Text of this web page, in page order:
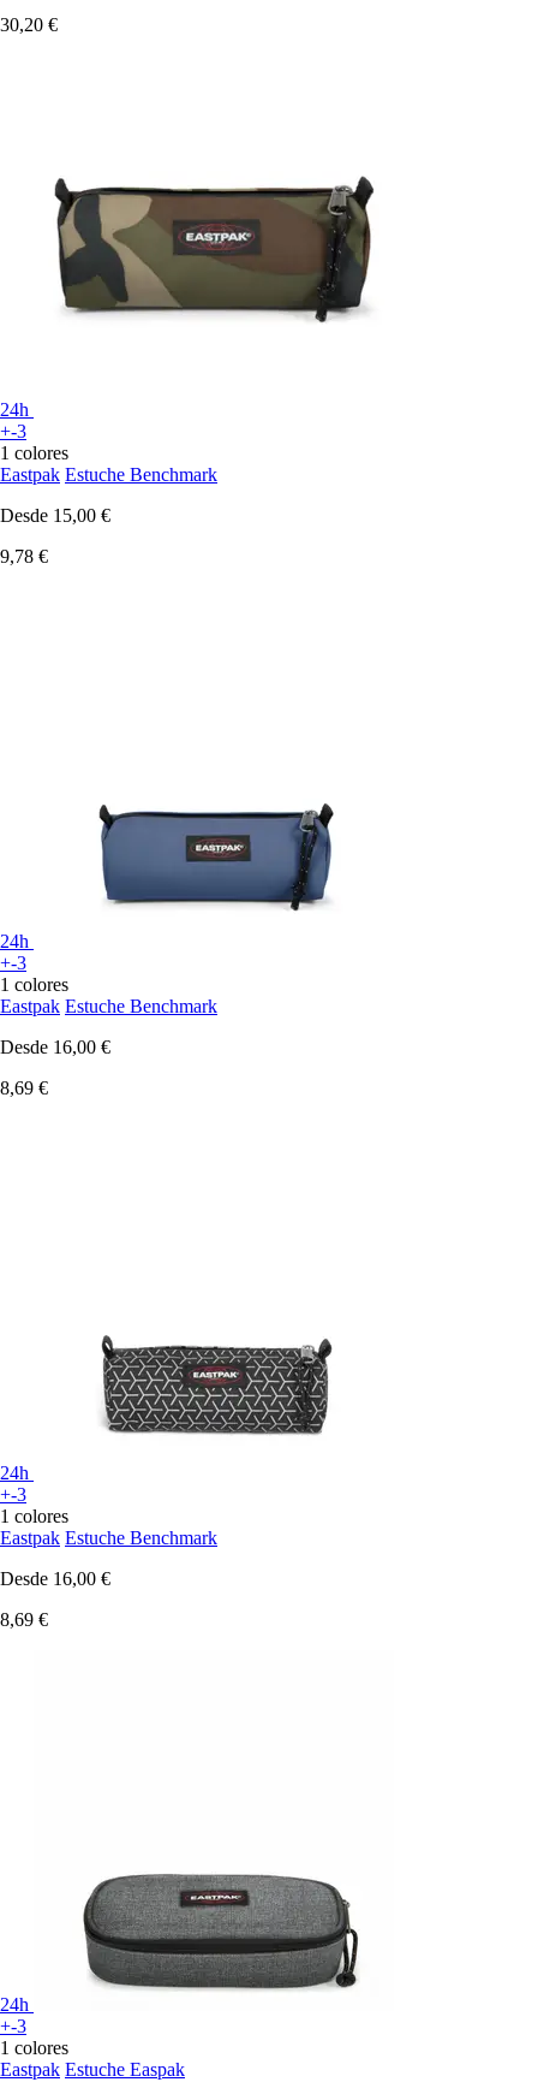
30,20 €
24h
+-3
1 colores
Eastpak Estuche Benchmark
Desde 15,00 €
9,78 €
24h
+-3
1 colores
Eastpak Estuche Benchmark
Desde 16,00 €
8,69 €
24h
+-3
1 colores
Eastpak Estuche Benchmark
Desde 16,00 €
8,69 €
24h
+-3
1 colores
Eastpak Estuche Easpak